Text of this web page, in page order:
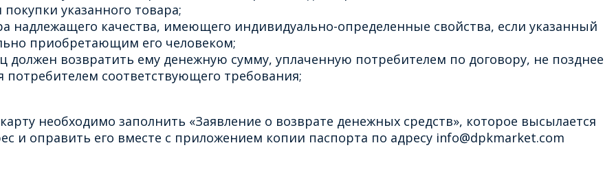
указанного товара;
надлежащего качества, имеющего индивидуально-определенные свойства, если указанный
приобретающим его человеком;
должен возвратить ему денежную сумму, уплаченную потребителем по договору, не позднее
соответствующего требования;
необходимо заполнить «Заявление о возврате денежных средств», которое высылается
и оправить его вместе с приложением копии паспорта по адресу info@dpkmarket.com